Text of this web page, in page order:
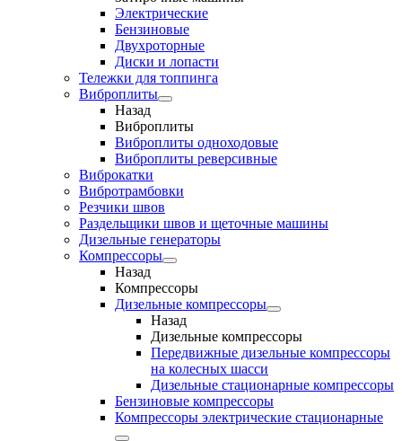
Электрические
Бензиновые
Двухроторные
Диски и лопасти
Тележки для топпинга
Виброплиты
Назад
Виброплиты
Виброплиты одноходовые
Виброплиты реверсивные
Виброкатки
Вибротрамбовки
Резчики швов
Раздельщики швов и щеточные машины
Дизельные генераторы
Компрессоры
Назад
Компрессоры
Дизельные компрессоры
Назад
Дизельные компрессоры
Передвижные дизельные компрессоры
на колесных шасси
Дизельные стационарные компрессоры
Бензиновые компрессоры
Компрессоры электрические стационарные